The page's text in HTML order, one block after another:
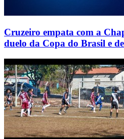
Cruzeiro empata com a
duelo da Copa do Brasil e